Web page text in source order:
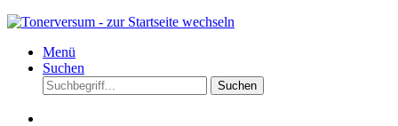
Menü
Suchen
Suchen